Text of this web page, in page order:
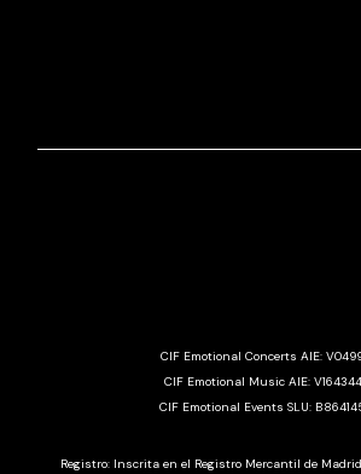
CIF Emotional Concerts AIE:
CIF Emotional Music AIE:
CIF Emotional Events SLU:
Registro: Inscrita en el Registro Mercantil de Madrid,